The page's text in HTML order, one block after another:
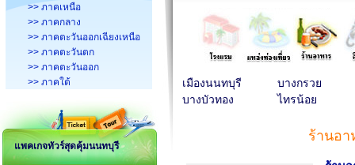
>> ภาคเหนือ
>> ภาคกลาง
>> ภาคตะวันออกเฉียงเหนือ
>> ภาคตะวันตก
>> ภาคตะวันออก
>> ภาคใต้
แพคเกจทัวร์สุดคุ้มนนทบุรี
เมืองนนทบุรี
บางกรวย
บางบัวทอง
ไทรน้อย
ร้านอ